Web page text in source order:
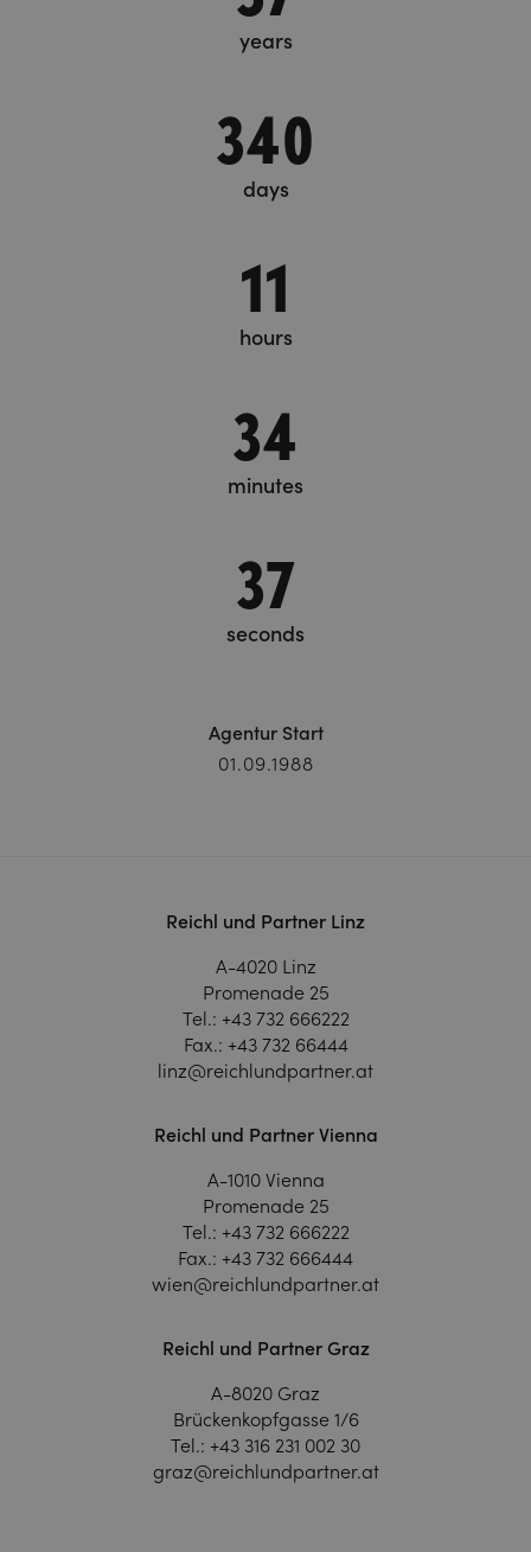
years
340
days
11
hours
34
minutes
38
seconds
Agentur Start
01.09.1988
Reichl und Partner Linz
A-4020 Linz
Promenade 25
Tel.: +43 732 666222
Fax.: +43 732 66444
linz@reichlundpartner.at
Reichl und Partner Vienna
A-1010 Vienna
Promenade 25
Tel.: +43 732 666222
Fax.: +43 732 666444
wien@reichlundpartner.at
Reichl und Partner Graz
A-8020 Graz
Brückenkopfgasse 1/6
Tel.: +43 316 231 002 30
graz@reichlundpartner.at